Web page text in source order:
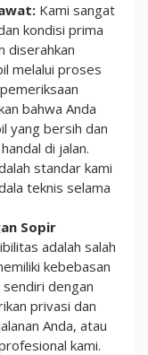
Kami sangat
kondisi prima
diserahkan
melalui proses
bahwa Anda
yang bersih dan
di jalan.
standar kami
teknis selama
Sopir
adalah salah
kebebasan
dengan
privasi dan
Anda, atau
kami.